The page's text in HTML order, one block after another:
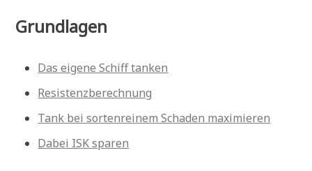
Grundlagen
Das eigene Schiff tanken
Resistenzberechnung
Tank bei sortenreinem Schaden maximieren
Dabei ISK sparen